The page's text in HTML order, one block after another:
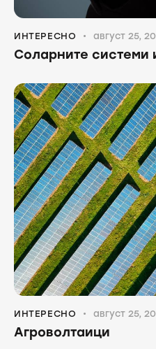
ИНТЕРЕСНО август 25,
Соларните системи
ИНТЕРЕСНО август 25,
Агроволтаици